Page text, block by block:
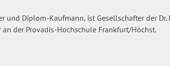
und Diplom-Kaufmann, ist Gesellschafter der
der Provadis-Hochschule Frankfurt/Höchst.